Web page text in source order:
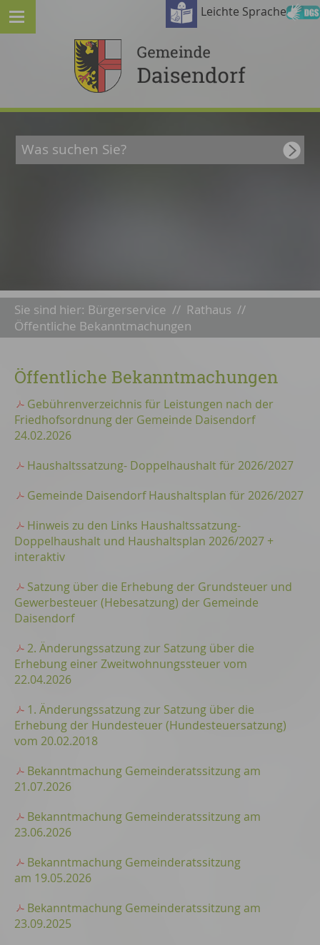
Leichte Sprache
Sie sind hier: Bürgerservice // Rathaus //
Öffentliche Bekanntmachungen
Öffentliche Bekanntmachungen
Gebührenverzeichnis für Leistungen nach der
Friedhofsordnung der Gemeinde Daisendorf
24.02.2026
Haushaltssatzung- Doppelhaushalt für 2026/2027
Gemeinde Daisendorf Haushaltsplan für 2026/2027
Hinweis zu den Links Haushaltssatzung-
Doppelhaushalt und Haushaltsplan 2026/2027 +
interaktiv
Satzung über die Erhebung der Grundsteuer und
Gewerbesteuer (Hebesatzung) der Gemeinde
Daisendorf
2. Änderungssatzung zur Satzung über die
Erhebung einer Zweitwohnungssteuer vom
22.04.2026
1. Änderungssatzung zur Satzung über die
Erhebung der Hundesteuer (Hundesteuersatzung)
vom 20.02.2018
Bekanntmachung Gemeinderatssitzung am
21.07.2026
Bekanntmachung Gemeinderatssitzung am
23.06.2026
Bekanntmachung Gemeinderatssitzung
am 19.05.2026
Bekanntmachung Gemeinderatssitzung am
23.09.2025